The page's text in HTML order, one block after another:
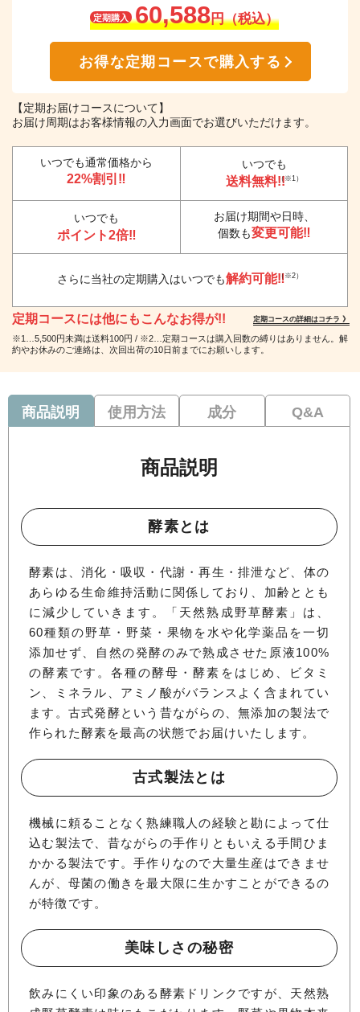
定期購入 60,588円（税込）
お得な定期コースで購入する
【定期お届けコースについて】
お届け周期はお客様情報の入力画面でお選びいただけます。
いつでも通常価格から
22%割引‼
いつでも
送料無料!!（※1）
いつでも
ポイント2倍‼
お届け期間や日時、
個数も変更可能‼
さらに当社の定期購入はいつでも解約可能‼（※2）
定期コースには他にもこんなお得が!! 定期コースの詳細はコチラ 》
※1…5,500円未満は送料100円 / ※2…定期コースは購入回数の縛りはありません。解
約やお休みのご連絡は、次回出荷の10日前までにお願いします。
商品説明
商品説明
酵素とは
酵素は、消化・吸収・代謝・再生・排泄など、体の
あらゆる生命維持活動に関係しており、加齢ととも
に減少していきます。「天然熟成野草酵素」は、
60種類の野草・野菜・果物を水や化学薬品を一切
添加せず、自然の発酵のみで熟成させた原液100%
の酵素です。各種の酵母・酵素をはじめ、ビタミ
ン、ミネラル、アミノ酸がバランスよく含まれてい
ます。古式発酵という昔ながらの、無添加の製法で
作られた酵素を最高の状態でお届けいたします。
古式製法とは
機械に頼ることなく熟練職人の経験と勘によって仕
込む製法で、昔ながらの手作りともいえる手間ひま
かかる製法です。手作りなので大量生産はできませ
んが、母菌の働きを最大限に生かすことができるの
が特徴です。
美味しさの秘密
飲みにくい印象のある酵素ドリンクですが、天然熟
使用方法 成分 Q&A